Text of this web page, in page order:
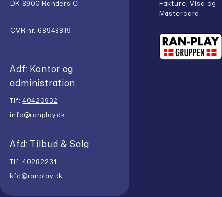
DK 8900 Randers C
CVR nr. 68948819
Adf: Kontor og
administration
Tlf:40420932
info@ranplay.dk
Afd: Tilbud & Salg
Tlf:40282231
kfc@ranplay.dk
Fakture, Visa og
Mastercard